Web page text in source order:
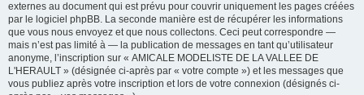
externes au document qui est prévu pour couvrir uniquement les pages créées
par le logiciel phpBB. La seconde manière est de récupérer les informations
que vous nous envoyez et que nous collectons. Ceci peut correspondre —
mais n’est pas limité à — la publication de messages en tant qu’utilisateur
anonyme, l’inscription sur « AMICALE MODELISTE DE LA VALLEE DE
L'HERAULT » (désignée ci-après par « votre compte ») et les messages que
vous publiez après votre inscription et lors de votre connexion (désignés ci-